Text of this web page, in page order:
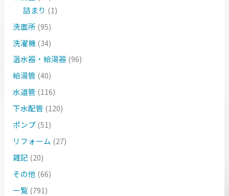
詰まり (1)
洗面所 (95)
洗濯機 (34)
温水器・給湯器(96)
給湯管 (40)
水道管 (116)
下水配管 (120)
ポンプ(51)
リフォーム (27)
雑記 (20)
その他 (66)
一覧(791)